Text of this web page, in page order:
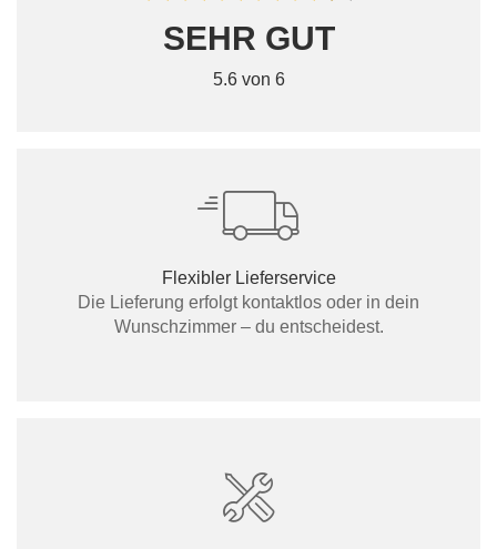
SEHR GUT
5.6 von 6
Flexibler Lieferservice
Die Lieferung erfolgt kontaktlos oder in dein
Wunschzimmer – du entscheidest.